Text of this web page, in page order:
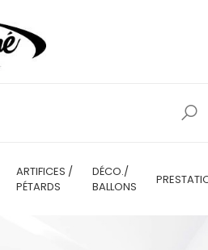
ARTIFICES /
PÉTARDS
DÉCO./
BALLONS